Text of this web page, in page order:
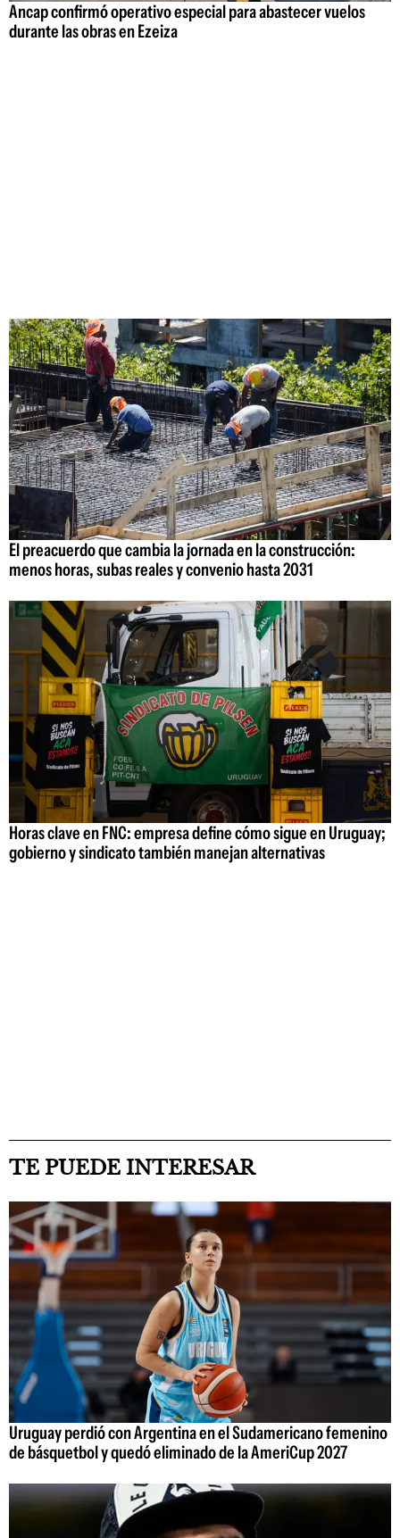
Ancap confirmó operativo especial para abastecer vuelos
durante las obras en Ezeiza
El preacuerdo que cambia la jornada en la construcción:
menos horas, subas reales y convenio hasta 2031
Horas clave en FNC: empresa define cómo sigue en Uruguay;
gobierno y sindicato también manejan alternativas
TE PUEDE INTERESAR
Uruguay perdió con Argentina en el Sudamericano femenino
de básquetbol y quedó eliminado de la AmeriCup 2027